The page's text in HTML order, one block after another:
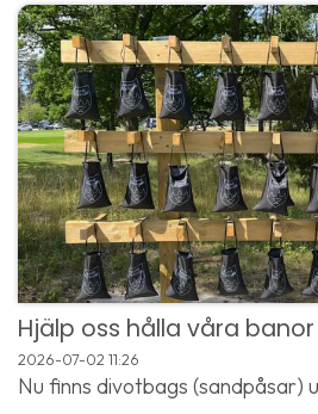
Hjälp oss hålla våra
2026-07-0211:26
Nu finns divotbags (sandpåsar)